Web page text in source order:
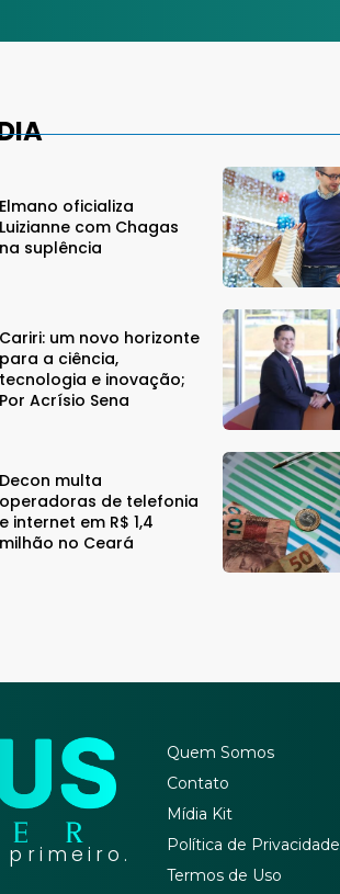
Elmano oficializa
Luizianne com Chagas
na suplência
Cariri: um novo horizonte
para a ciência,
tecnologia e inovação;
Por Acrísio Sena
Decon multa
operadoras de telefonia
e internet em R$ 1,4
milhão no Ceará
primeiro.
Quem Somos
Contato
Mídia Kit
Política de Privacidade
Termos de Uso